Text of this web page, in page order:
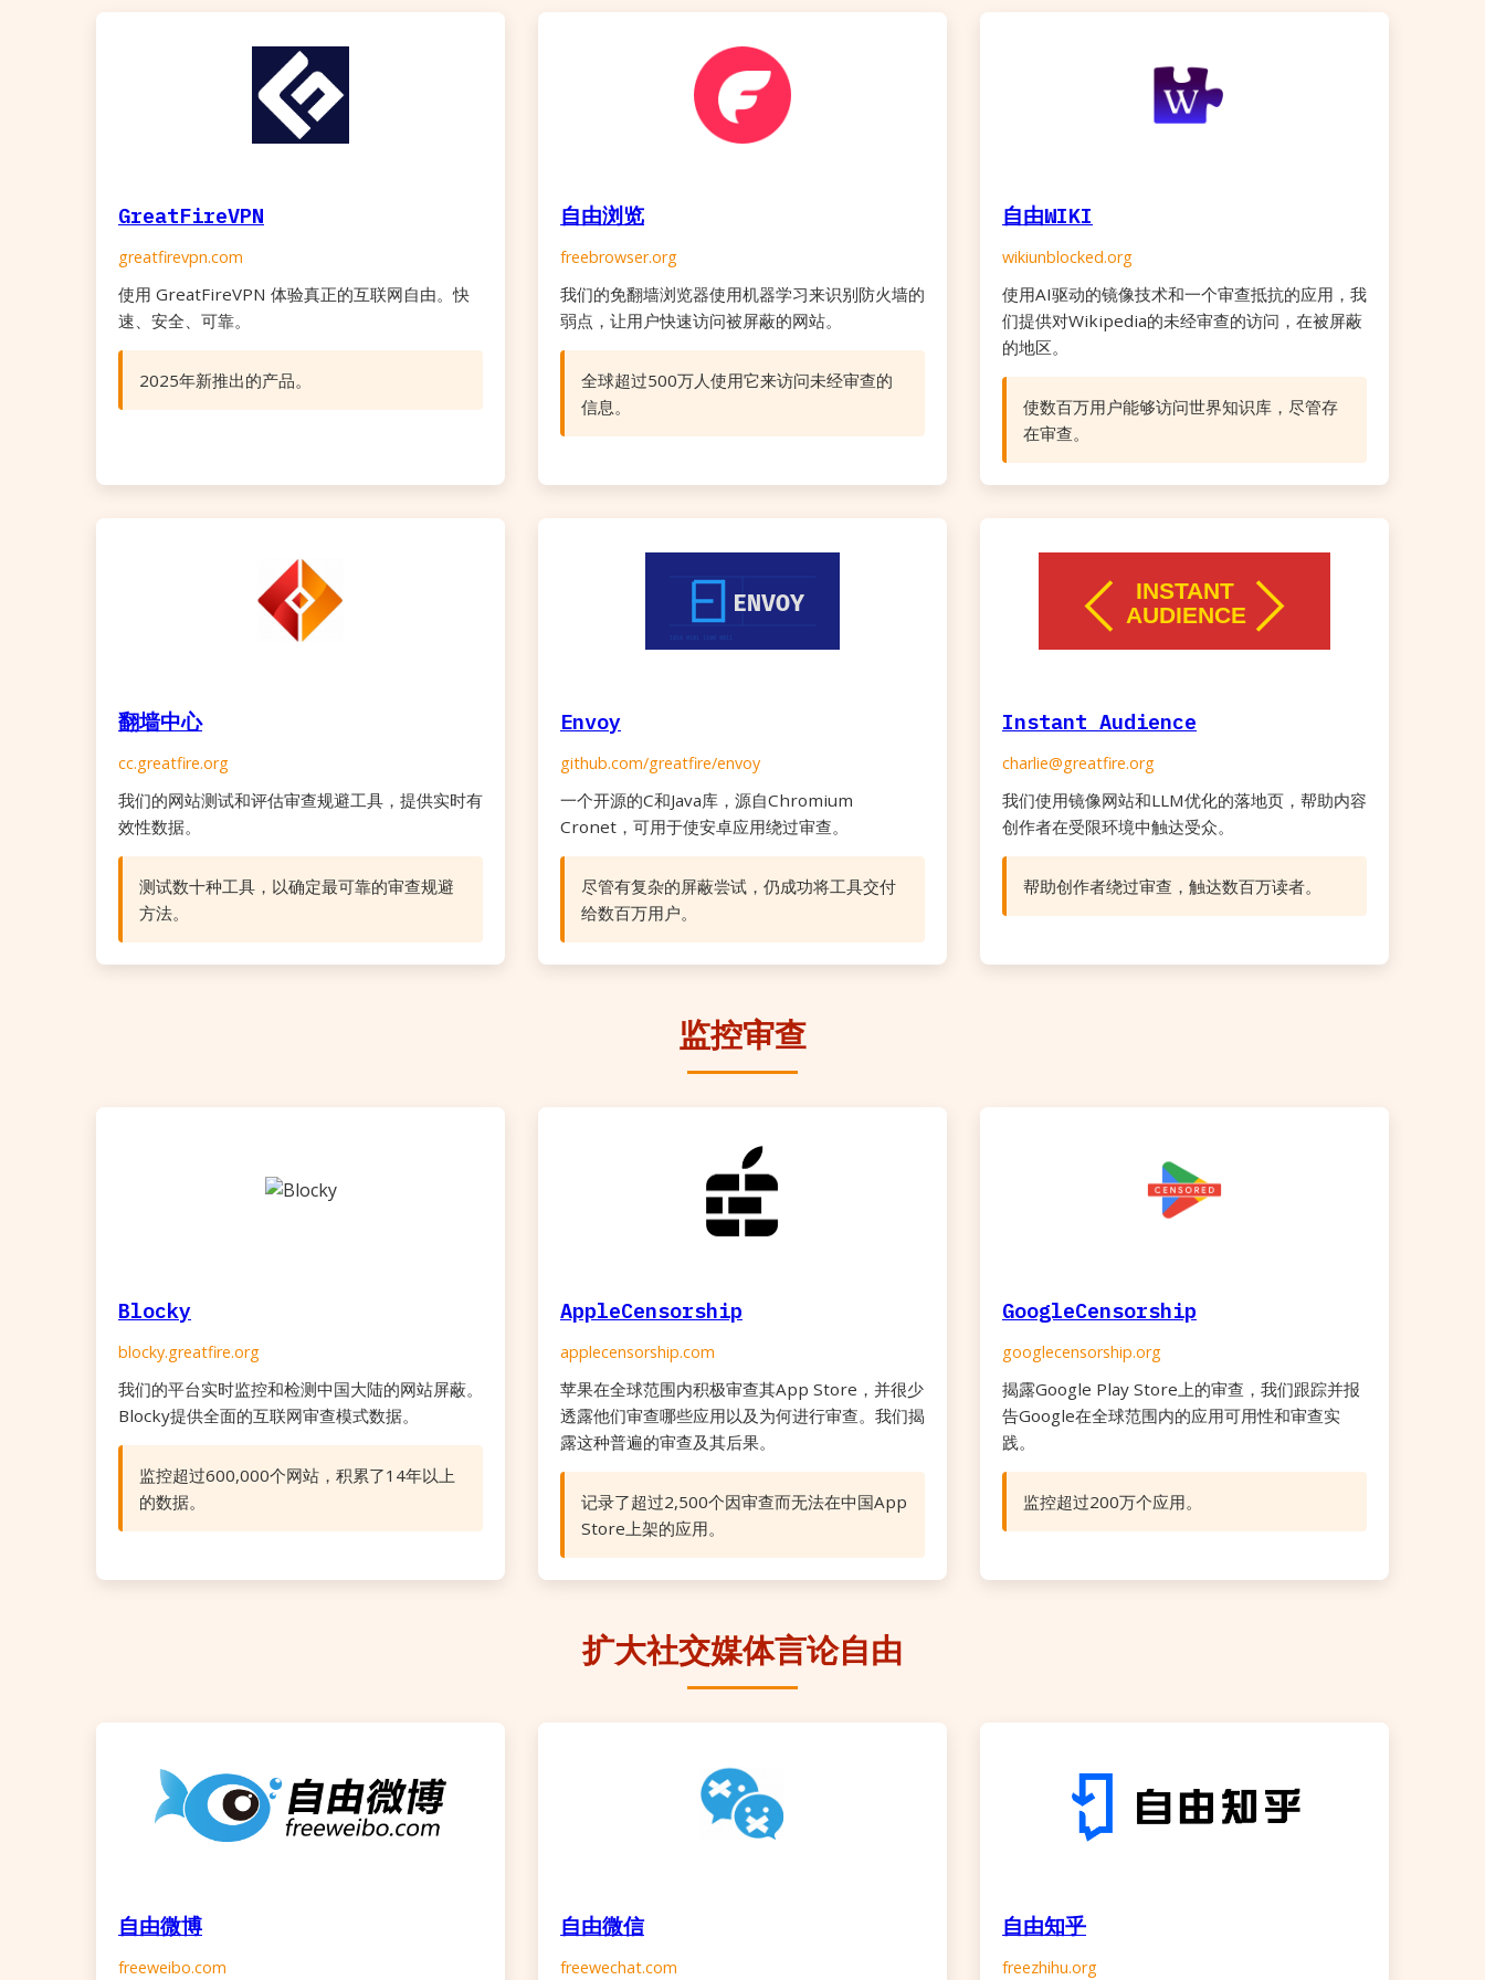
GreatFireVPN
greatfirevpn.com
使用 GreatFireVPN 体验真正的互联网自由。快
速、安全、可靠。
2025年新推出的产品。
自由浏览
freebrowser.org
我们的免翻墙浏览器使用机器学习来识别防火墙的
弱点，让用户快速访问被屏蔽的网站。
全球超过500万人使用它来访问未经审查的
信息。
自由WIKI
wikiunblocked.org
使用AI驱动的镜像技术和一个审查抵抗的应用，我
们提供对Wikipedia的未经审查的访问，在被屏蔽
的地区。
使数百万用户能够访问世界知识库，尽管存
在审查。
翻墙中心
cc.greatfire.org
我们的网站测试和评估审查规避工具，提供实时有
效性数据。
测试数十种工具，以确定最可靠的审查规避
方法。
Envoy
github.com/greatfire/envoy
一个开源的C和Java库，源自Chromium
Cronet，可用于使安卓应用绕过审查。
尽管有复杂的屏蔽尝试，仍成功将工具交付
给数百万用户。
Instant Audience
charlie@greatfire.org
我们使用镜像网站和LLM优化的落地页，帮助内容
创作者在受限环境中触达受众。
帮助创作者绕过审查，触达数百万读者。
监控审查
Blocky
blocky.greatfire.org
我们的平台实时监控和检测中国大陆的网站屏蔽。
Blocky提供全面的互联网审查模式数据。
监控超过600,000个网站，积累了14年以上
的数据。
AppleCensorship
applecensorship.com
苹果在全球范围内积极审查其App Store，并很少
透露他们审查哪些应用以及为何进行审查。我们揭
露这种普遍的审查及其后果。
记录了超过2,500个因审查而无法在中国App
Store上架的应用。
GoogleCensorship
googlecensorship.org
揭露Google Play Store上的审查，我们跟踪并报
告Google在全球范围内的应用可用性和审查实
践。
监控超过200万个应用。
扩大社交媒体言论自由
自由微博
freeweibo.com
自由微信
freewechat.com
自由知乎
freezhihu.org